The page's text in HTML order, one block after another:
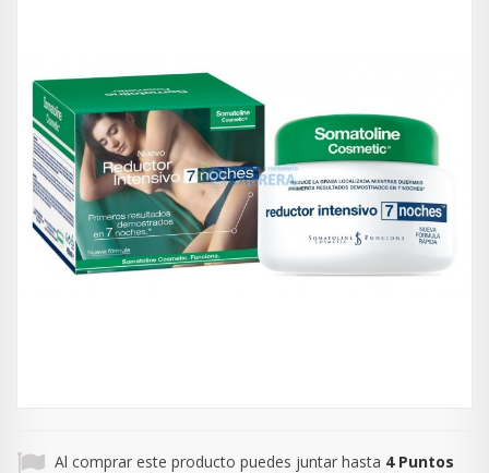
Al comprar este producto puedes juntar hasta 4Puntos